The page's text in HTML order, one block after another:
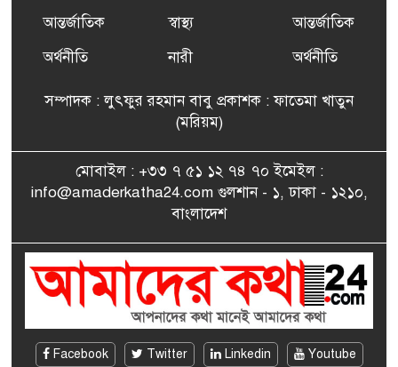
ফ্রান্সে সংবর্ধিত হলেন যুক্তরাজ্য
বিএনপি’র আহ্বায়ক কমিটির
সাংবাদিকতায় কৃতিত্বের পুরস্কার
এমপি মমতাজ আলোকে
জেলা প্রবাসী এসোসিয়েশন’
বেদে সম্প্রদায় নিয়ে প্যারিসে
তথ্য-চলচ্চিত্র “ভাসমান জীবন”
আন্তর্জাতিক
অর্থনীতি
স্বাস্থ্য
নারী
আন্তর্জাতিক
অর্থনীতি
সম্পাদক : লুৎফুর রহমান বাবু প্রকাশক : ফাতেমা খাতুন
(মরিয়ম)
মোবাইল : +৩৩ ৭ ৫১ ১২ ৭৪ ৭০ ইমেইল :
info@amaderkatha24.com গুলশান - ১, ঢাকা - ১২১০,
বাংলাদেশ
Facebook Twitter Linkedin Youtube